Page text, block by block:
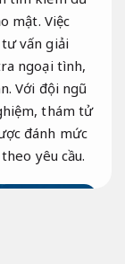
mật. Việc
vấn giải
ngoại tình,
Với đội ngũ
thám tử
đánh mức
yêu cầu.